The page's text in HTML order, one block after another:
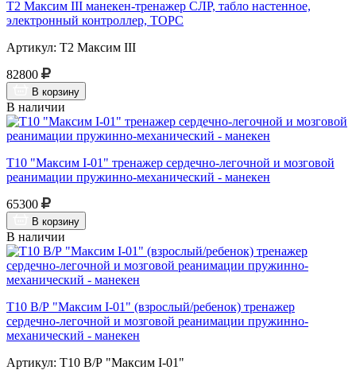
Т2 Максим III манекен-тренажер СЛР, табло настенное,
электронный контроллер, ТОРС
Артикул: Т2 Максим III
82800
В корзину
В наличии
Т10 "Максим I-01" тренажер сердечно-легочной и мозговой
реанимации пружинно-механический - манекен
65300
В корзину
В наличии
Т10 В/Р "Максим I-01" (взрослый/ребенок) тренажер
сердечно-легочной и мозговой реанимации пружинно-
механический - манекен
Артикул: Т10 В/Р "Максим I-01"